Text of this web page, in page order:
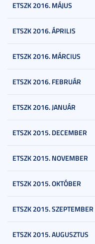
ETSZK 2016. MÁJUS
ETSZK 2016. ÁPRILIS
ETSZK 2016. MÁRCIUS
ETSZK 2016. FEBRUÁR
ETSZK 2016. JANUÁR
ETSZK 2015. DECEMBER
ETSZK 2015. NOVEMBER
ETSZK 2015. OKTÓBER
ETSZK 2015. SZEPTEMBER
ETSZK 2015. AUGUSZTUS